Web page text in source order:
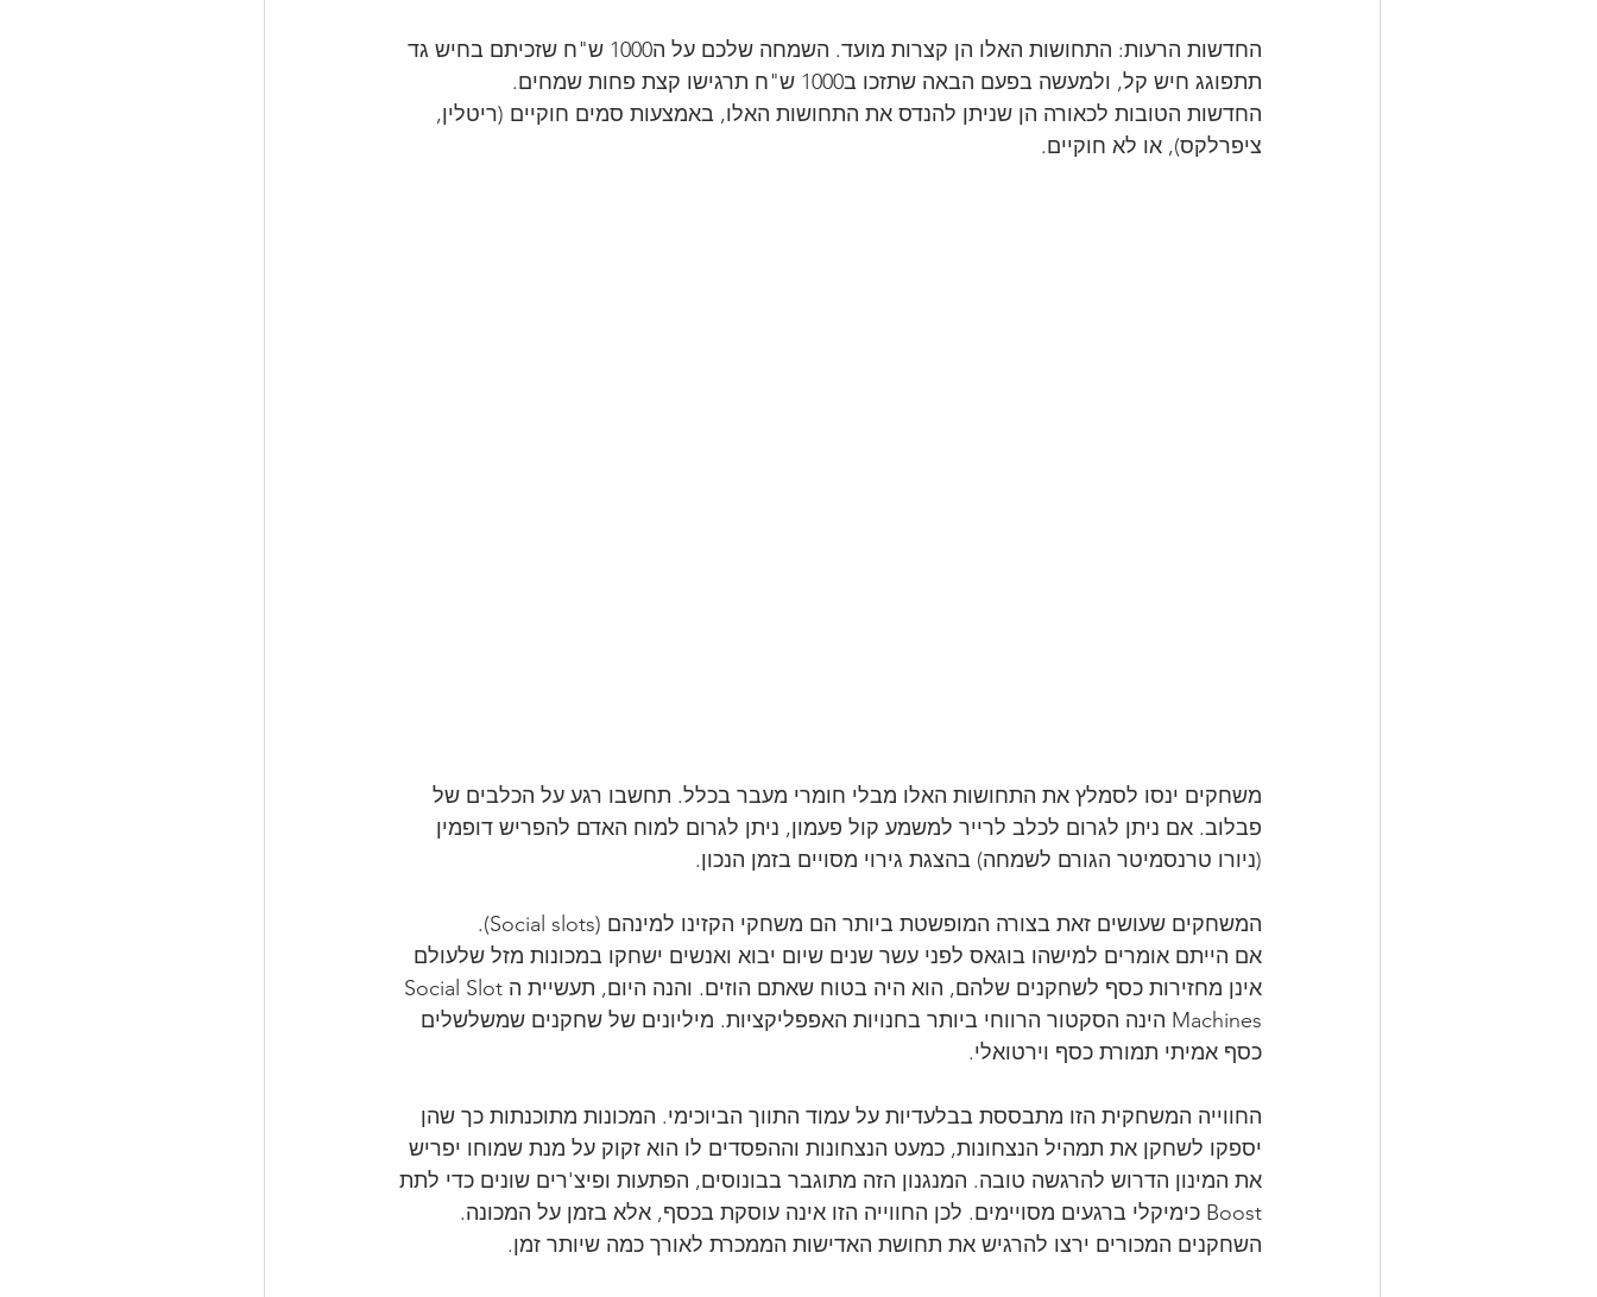
החדשות הרעות: התחושות האלו הן קצרות מועד. השמחה שלכם על ה1000 ש"ח שזכיתם בחיש גד
תתפוגג חיש קל, ולמעשה בפעם הבאה שתזכו ב1000 ש"ח תרגישו קצת פחות שמחים.
החדשות הטובות לכאורה הן שניתן להנדס את התחושות האלו, באמצעות סמים חוקיים (ריטלין,
ציפרלקס), או לא חוקיים.
משחקים ינסו לסמלץ את התחושות האלו מבלי חומרי מעבר בכלל. תחשבו רגע על הכלבים של
פבלוב. אם ניתן לגרום לכלב לרייר למשמע קול פעמון, ניתן לגרום למוח האדם להפריש דופמין
(ניורו טרנסמיטר הגורם לשמחה) בהצגת גירוי מסויים בזמן הנכון.
המשחקים שעושים זאת בצורה המופשטת ביותר הם משחקי הקזינו למינהם (Social slots).
אם הייתם אומרים למישהו בוגאס לפני עשר שנים שיום יבוא ואנשים ישחקו במכונות מזל שלעולם
אינן מחזירות כסף לשחקנים שלהם, הוא היה בטוח שאתם הוזים. והנה היום, תעשיית הSocial Slot
Machines הינה הסקטור הרווחי ביותר בחנויות האפפליקציות. מיליונים של שחקנים שמשלשלים
כסף אמיתי תמורת כסף וירטואלי.
החווייה המשחקית הזו מתבססת בבלעדיות על עמוד התווך הביוכימי. המכונות מתוכנתות כך שהן
יספקו לשחקן את תמהיל הנצחונות, כמעט הנצחונות וההפסדים לו הוא זקוק על מנת שמוחו יפריש
את המינון הדרוש להרגשה טובה. המנגנון הזה מתוגבר בבונוסים, הפתעות ופיצ'רים שונים כדי לתת
Boost כימיקלי ברגעים מסויימים. לכן החווייה הזו אינה עוסקת בכסף, אלא בזמן על המכונה.
השחקנים המכורים ירצו להרגיש את תחושת האדישות הממכרת לאורך כמה שיותר זמן.